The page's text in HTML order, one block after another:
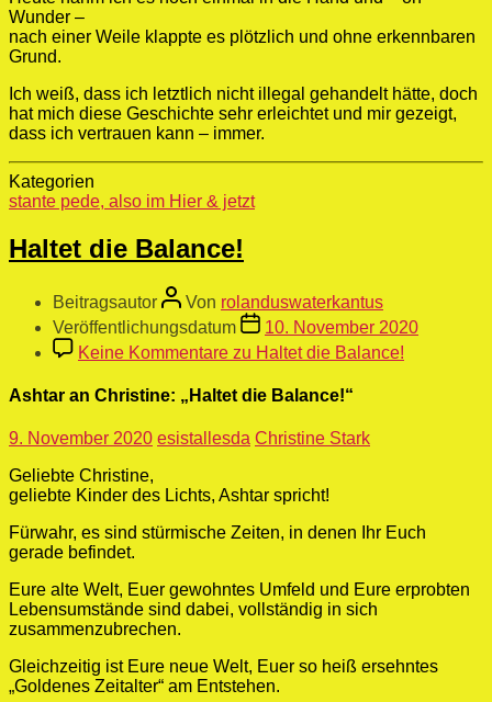
Wunder –
nach einer Weile klappte es plötzlich und ohne erkennbaren
Grund.
Ich weiß, dass ich letztlich nicht illegal gehandelt hätte, doch
hat mich diese Geschichte sehr erleichtet und mir gezeigt,
dass ich vertrauen kann – immer.
Kategorien
stante pede, also im Hier & jetzt
Haltet die Balance!
Beitragsautor Von rolanduswaterkantus
Veröffentlichungsdatum
10. November 2020
Keine Kommentare zu Haltet die Balance!
Ashtar an Christine: „Haltet die Balance!“
9. November 2020 esistallesda Christine Stark
Geliebte Christine,
geliebte Kinder des Lichts, Ashtar spricht!
Fürwahr, es sind stürmische Zeiten, in denen Ihr Euch
gerade befindet.
Eure alte Welt, Euer gewohntes Umfeld und Eure erprobten
Lebensumstände sind dabei, vollständig in sich
zusammenzubrechen.
Gleichzeitig ist Eure neue Welt, Euer so heiß ersehntes
„Goldenes Zeitalter“ am Entstehen.